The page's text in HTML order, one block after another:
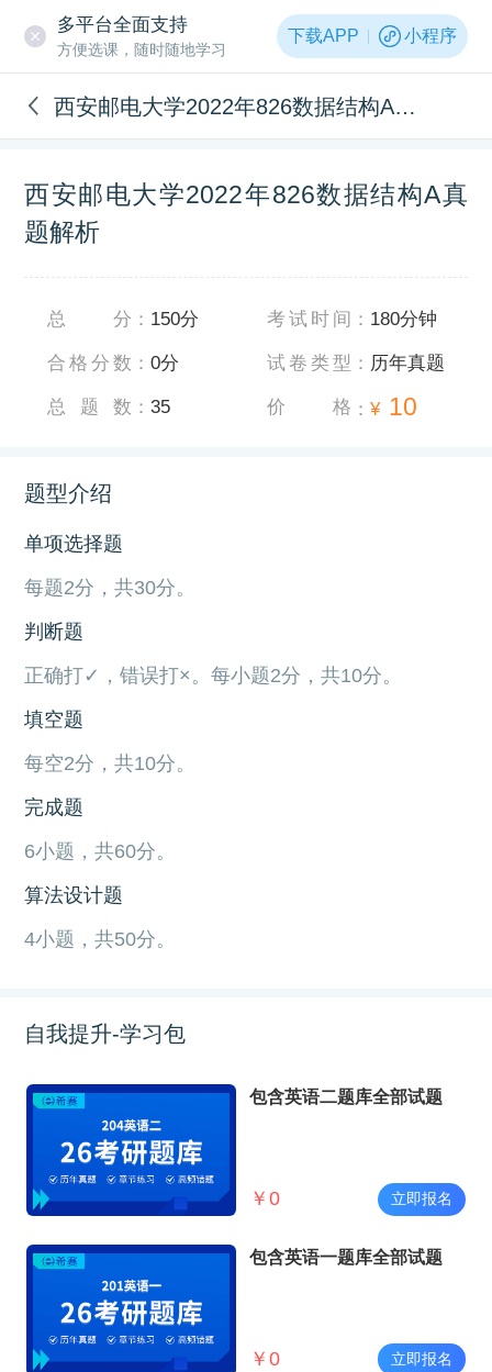
多平台全面支持
方便选课，随时随地学习
下载APP 小程序
西安邮电大学2022年826数据结构A真题解析
西安邮电大学2022年826数据结构A真
题解析
总分 ： 150分
合格分数 ：0分
总题数 ：35
考试时间 ： 180分钟
试卷类型 ： 历年真题
价格 ：¥ 10
题型介绍
单项选择题
每题2分，共30分。
判断题
正确打✓，错误打×。每小题2分，共10分。
填空题
每空2分，共10分。
完成题
6小题，共60分。
算法设计题
4小题，共50分。
自我提升-学习包
包含英语二题库全部试题
￥ 0 立即报名
包含英语一题库全部试题
￥ 0 立即报名